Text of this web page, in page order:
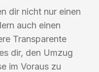
dir nicht nur einen
auch einen
Transparente
dir, den Umzug
im Voraus zu